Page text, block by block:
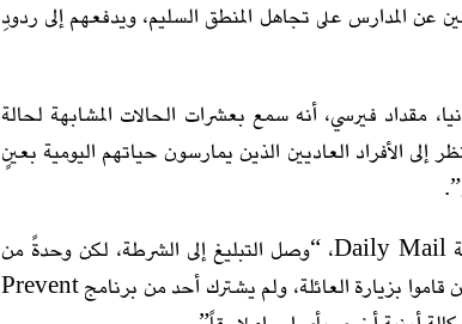
عن المدارس على تجاهل المنطق السليم، ويدفعهم إلى ردودِ
مقداد فيرسي، أنه سمع بعشرات الحالات المشابهة لحالة
الأفراد العاديين الذين يمارسون حياتهم اليومية بعينٍ
من جانبه قال الناطق باسم شرطة لانكشاير لصحيفة Daily Mail، “وصل التبليغ إلى الشرطة، لكن وحدةً من
رجال الشرطة وموظفين من الخدمات الاجتماعية هم من قاموا بزيارة العائلة، ولم يشترك أحد من برنامج Prevent